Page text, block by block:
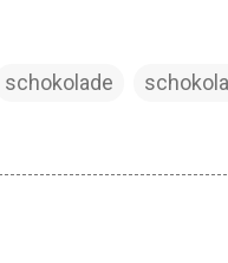
schokolade